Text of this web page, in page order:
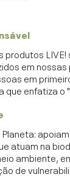
produtos
em
em
que enfatiza o
atuam na
ambiente,
de